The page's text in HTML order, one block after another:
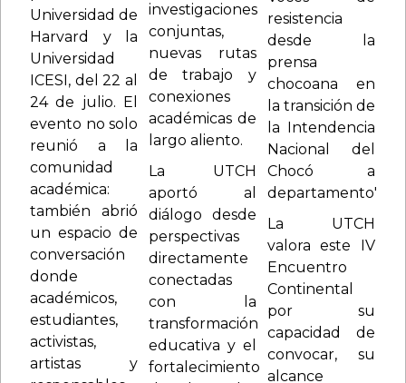
Universidad de
Harvard y la
Universidad
ICESI, del 22 al
24 de julio. El
evento no solo
reunió a la
comunidad
académica:
también abrió
un espacio de
conversación
donde
académicos,
estudiantes,
activistas,
artistas y
investigaciones
conjuntas,
nuevas rutas
de trabajo y
conexiones
académicas de
largo aliento.
La UTCH
aportó al
diálogo desde
perspectivas
directamente
conectadas
con la
transformación
educativa y el
fortalecimiento
resistencia
desde la
prensa
chocoana en
la transición de
la Intendencia
Nacional del
Chocó a
departamento"
La UTCH
valora este IV
Encuentro
Continental
por su
capacidad de
convocar, su
alcance